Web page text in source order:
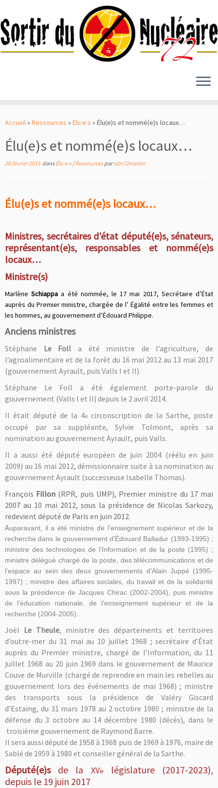
auAccueil» Ressources » Élu·e·s » Élu(e)s et nommé(e)s locaux…
Élu(e)s et nommé(e)s locaux…
26 février 2015dansÉlu·e·s/Ressourcesparsdn72master
Élu(e)s et nommé(e)s locaux…
Ministres, secrétaires d’état député(e)s, sénateurs,
représentant(e)s, responsables et nommé(e)s
locaux…
Ministre(s)
MarlèneSchiappa a été nommée, le17 mai 2017, Secrétaire d’État
auprès du Premier ministre, chargée de l’ Égalité entre les femmes et
les hommes, au gouvernement d’Édouard Philippe.
Anciens ministres
Stéphane Le Foll a été ministre de l’agriculture, de
l’agroalimentaire et de la forêt du 16 mai 2012 au 13 mai 2017
(gouvernement Ayrault, puis Valls I et II).
Stéphane Le Foll a été également porte-parole du
gouvernement (Valls I et II) depuis le 2 avril 2014.
Il était député de la 4e circonscription de la Sarthe, poste
occupé par sa suppléante, Sylvie Tolmont, après sa
nomination au gouvernement Ayrault, puis Valls.
Il a aussi été député européen de juin 2004 (réélu en juin
2009) au 16 mai 2012, démissionnaire suite à sa nomination au
gouvernement Ayrault (successeuse Isabelle Thomas).
François Fillon (RPR, puis UMP), Premier ministre du 17 mai
2007 au 10 mai 2012, sous la présidence de Nicolas Sarkozy,
redevient député de Paris en juin 2012.
Auparavant, il a été ministre de l’enseignement supérieur et de la
recherche dans le gouvernement d’Édouard Balladur (1993-1995) ;
ministre des technologies de l’Information et de la poste (1995) ;
ministre délégué chargé de la poste, des télécommunications et de
l’espace au sein des deux gouvernements d’Alain Juppé (1995-
1997) ; ministre des affaires sociales, du travail et de la solidarité
sous la présidence de Jacques Chirac (2002-2004), puis ministre
de l’éducation nationale, de l’enseignement supérieur et de la
recherche (2004-2005).
Joël Le Theule, ministredes départements et territoires
d’outre-mer du 31 mai au 10 juillet 1968 ; secrétaire d’État
auprès du Premier ministre, chargé de l’Information, du 11
juillet 1968 au 20 juin 1969 dans le gouvernement de Maurice
Couve de Murville (chargé de reprendre en main les rebelles au
gouvernement lors des événements de mai 1968) ; ministre
des transports sous la présidence de Valéry Giscard
d’Estaing, du 31 mars 1978 au 2 octobre 1980 ; ministre de la
défense du 3 octobre au 14 décembre 1980 (décès), dans le
troisième gouvernement de Raymond Barre.
Il sera aussi député de 1958 à 1968 puis de 1969 à 1976, maire de
Sablé de 1959 à 1980 et conseiller général de la Sarthe.
Député(e)s de la XVe
législature (2017-2023),
depuis le 19 juin 2017